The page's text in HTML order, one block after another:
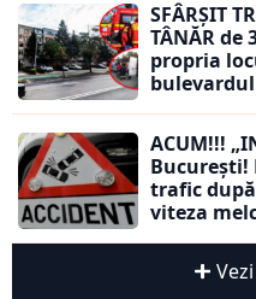
SFÂRȘIT
TÂNĂR de
propria
ACUM!!!
București!
trafic
viteza